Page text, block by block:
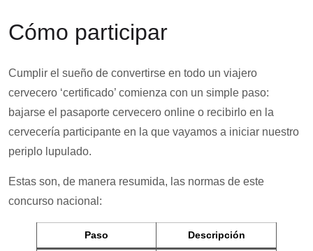
Cómo participar
Cumplir el sueño de convertirse en todo un viajero
cervecero ‘certificado’ comienza con un simple paso:
bajarse el pasaporte cervecero online o recibirlo en la
cervecería participante en la que vayamos a iniciar nuestro
periplo lupulado.
Estas son, de manera resumida, las normas de este
concurso nacional:
Paso Descripción